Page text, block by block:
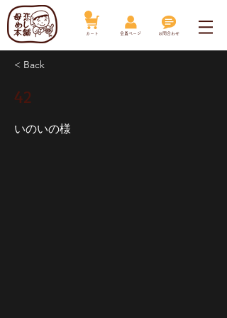
​カート ​会員ページ お問合わせ
< Back
42
いのいの様